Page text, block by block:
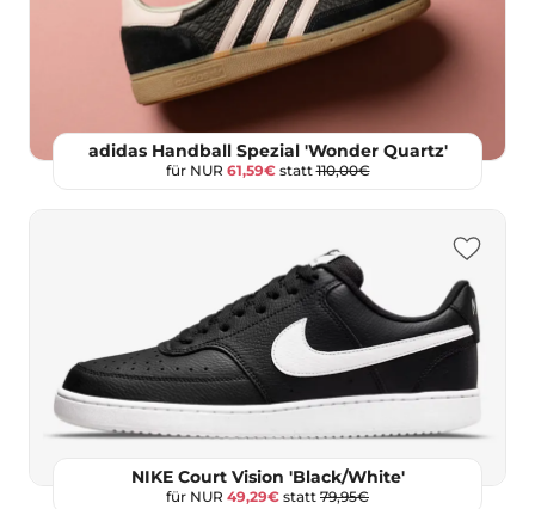
adidas Handball Spezial 'Wonder Quartz'
für NUR 61,59€statt110,00€
NIKE Court Vision 'Black/White'
für NUR 49,29€ statt 79,95€